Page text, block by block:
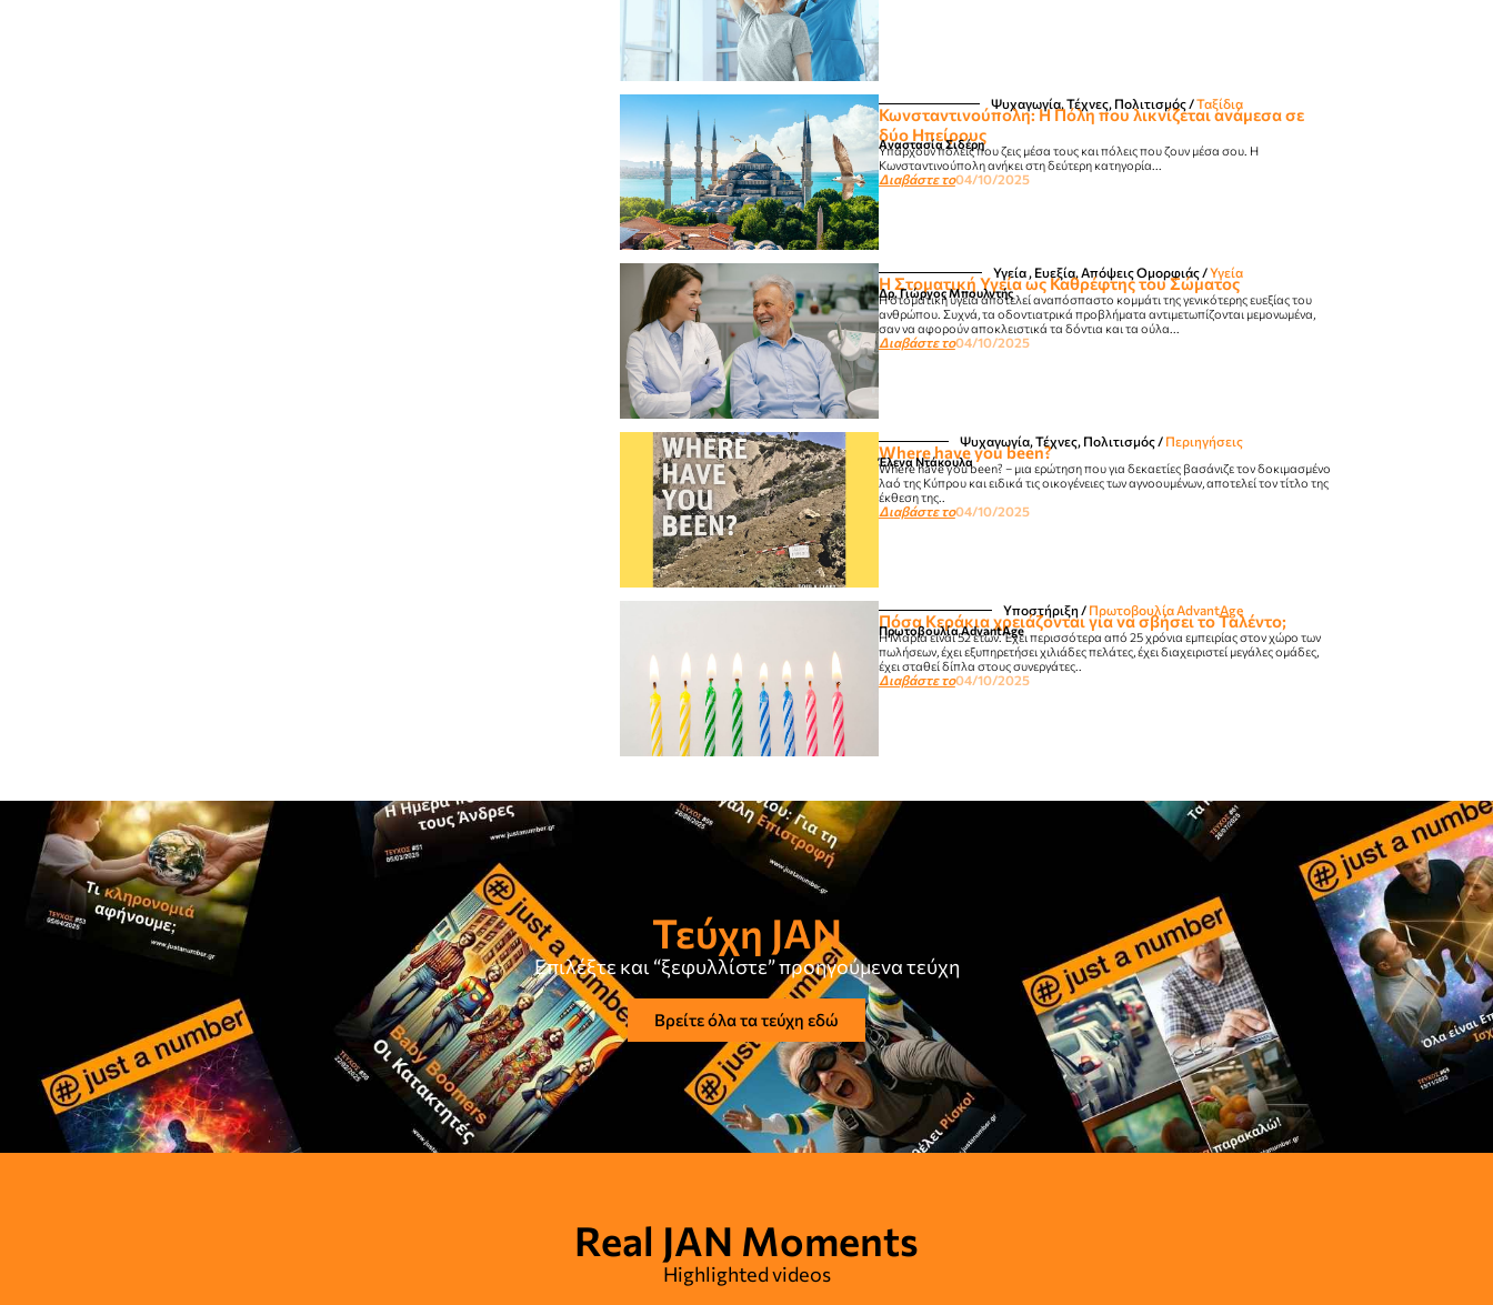
Ψυχαγωγία, Τέχνες, Πολιτισμός/Ταξίδια
Κωνσταντινούπολη: Η Πόλη που λικνίζεται ανάμεσα σε
δύο Ηπείρους
Αναστασία Σιδέρη
Υπάρχουν πόλεις που ζεις μέσα τους και πόλεις που ζουν μέσα σου. Η
Κωνσταντινούπολη ανήκει στη δεύτερη κατηγορία...
Διαβάστε το04/10/2025
Υγεία , Ευεξία, Απόψεις Ομορφιάς​/Υγεία
Η Στοματική Υγεία ως Καθρέφτης του Σώματος
Δρ. Γιώργος Μπουλντής
Η στοματική υγεία αποτελεί αναπόσπαστο κομμάτι της γενικότερης ευεξίας του
ανθρώπου. Συχνά, τα οδοντιατρικά προβλήματα αντιμετωπίζονται μεμονωμένα,
σαν να αφορούν αποκλειστικά τα δόντια και τα ούλα...
Διαβάστε το04/10/2025
Ψυχαγωγία, Τέχνες, Πολιτισμός/ Περιηγήσεις
Where have you been?
Έλενα Ντάκουλα
Where have you been? – μια ερώτηση που για δεκαετίες βασάνιζε τον δοκιμασμένο
λαό της Κύπρου και ειδικά τις οικογένειες των αγνοουμένων, αποτελεί τον τίτλο της
έκθεση της..
Διαβάστε το04/10/2025
Υποστήριξη / Πρωτοβουλία AdvantAge
Πόσα Κεράκια χρειάζονται για να σβήσει το Ταλέντο;
Πρωτοβουλία AdvantAge
Η Μαρία είναι 52 ετών. Έχει περισσότερα από 25 χρόνια εμπειρίας στον χώρο των
πωλήσεων, έχει εξυπηρετήσει χιλιάδες πελάτες, έχει διαχειριστεί μεγάλες ομάδες,
έχει σταθεί δίπλα στους συνεργάτες..
Διαβάστε το04/10/2025
Τεύχη JAN
Επιλέξτε και “ξεφυλλίστε” προηγούμενα τεύχη
Βρείτε όλα τα τεύχη εδώ
Real JAN Moments
Highlighted videos